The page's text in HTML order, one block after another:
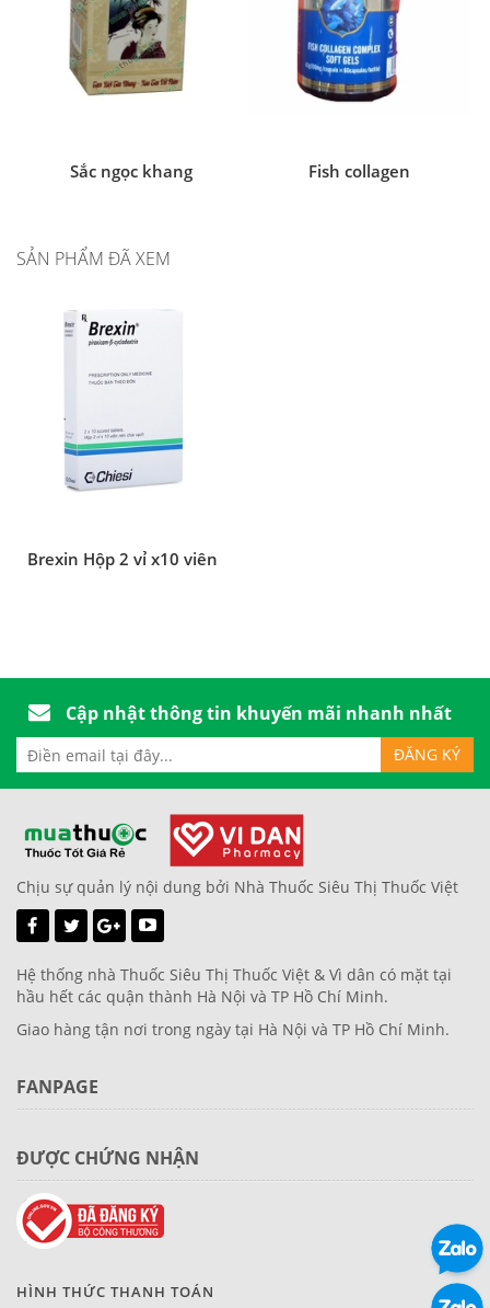
Sắc ngọc khang Fish collagen
SẢN PHẨM ĐÃ XEM
Brexin Hộp 2 vỉ x10 viên
Cập nhật thông tin khuyến mãi nhanh nhất
Chịu sự quản lý nội dung bởi Nhà Thuốc Siêu Thị Thuốc Việt
Hệ thống nhà Thuốc Siêu Thị Thuốc Việt & Vì dân có mặt tại
hầu hết các quận thành Hà Nội và TP Hồ Chí Minh.
Giao hàng tận nơi trong ngày tại Hà Nội và TP Hồ Chí Minh.
FANPAGE
ĐƯỢC CHỨNG NHẬN
HÌNH THỨC THANH TOÁN